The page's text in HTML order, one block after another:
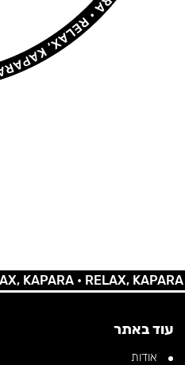
•RELAX, KAPARA •
עוד באתר
אודות